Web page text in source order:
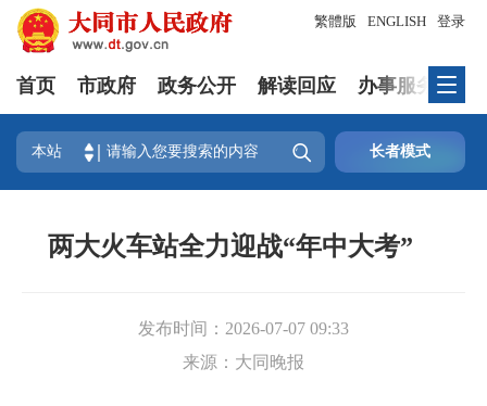
登录
繁體版 ENGLISH
首页 市政府 政务公开 解读回应 办事服务
本站  长者模式
两大火车站全力迎战“年中大考”
发布时间： 2026-07-07 09:33
来源： 大同晚报